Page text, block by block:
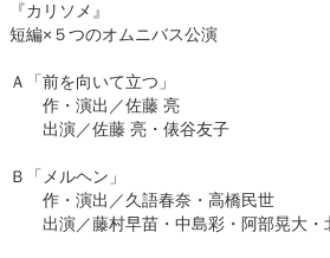
『カリソメ』
短編×５つのオムニバス公演
Ａ「前を向いて立つ」
作・演出／佐藤 亮
出演／佐藤 亮・俵谷友子
Ｂ「メルヘン」
作・演出／久語春奈・高橋民世
出演／藤村早苗・中島彩・阿部晃大・